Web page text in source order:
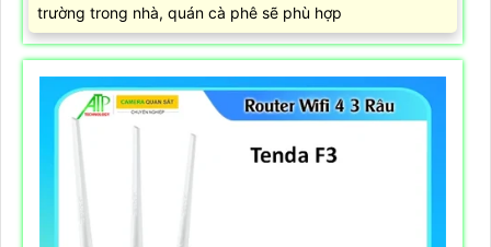
trường trong nhà, quán cà phê sẽ phù hợp